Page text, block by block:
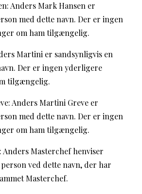
Anders Mark Hansen er
med dette navn. Der er ingen
om ham tilgængelig.
Martini er sandsynligvis en
Der er ingen yderligere
tilgængelig.
Anders Martini Greve er
med dette navn. Der er ingen
om ham tilgængelig.
Anders Masterchef henviser
ved dette navn, der har
Masterchef.